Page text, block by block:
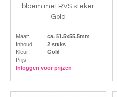
bloem met RVS steker
Gold
Maat:
ca. 51.5x55.5mm
Inhoud:
2 stuks
Kleur:
Gold
Prijs:
Inloggen voor prijzen